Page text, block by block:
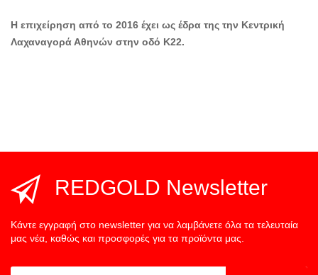
Η επιχείρηση από το 2016 έχει ως έδρα της την Κεντρική
Λαχαναγορά Αθηνών στην οδό Κ22.
REDGOLD Newsletter
Κάντε εγγραφή στο newsletter για να λαμβάνετε όλα τα τελευταία
μας νέα, καθώς και προσφορές για τα προϊόντα μας.